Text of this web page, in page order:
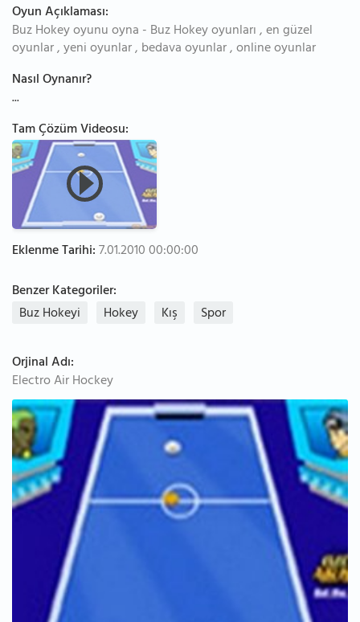
Oyun Açıklaması:
Buz Hokey oyunu oyna - Buz Hokey oyunları , en güzel
oyunlar , yeni oyunlar , bedava oyunlar , online oyunlar
Nasıl Oynanır?
...
Tam Çözüm Videosu:
Eklenme Tarihi:7.01.2010 00:00:00
Benzer Kategoriler:
Buz Hokeyi
Hokey Kış Spor
Orjinal Adı:
Electro Air Hockey